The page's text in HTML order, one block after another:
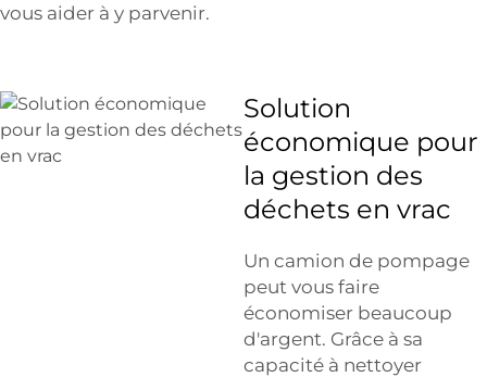
vous aider à y parvenir.
Solution
économique pour
la gestion des
déchets en vrac
Un camion de pompage
peut vous faire
économiser beaucoup
d'argent. Grâce à sa
capacité à nettoyer